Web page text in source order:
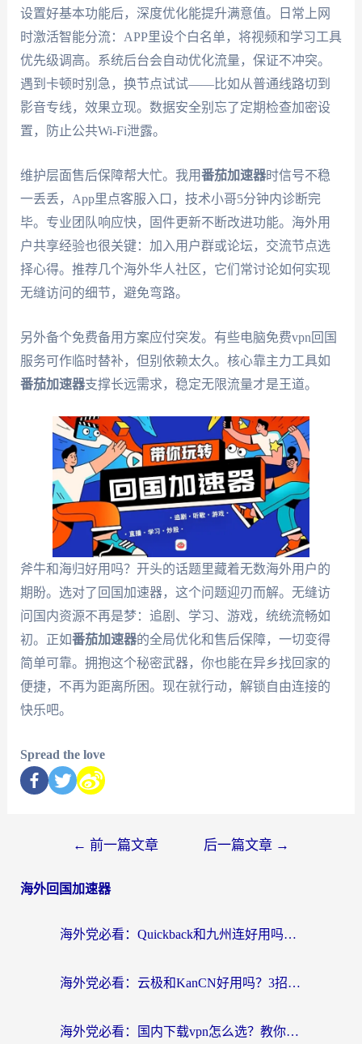
设置好基本功能后，深度优化能提升满意值。日常上网
时激活智能分流：APP里设个白名单，将视频和学习工具
优先级调高。系统后台会自动优化流量，保证不冲突。
遇到卡顿时别急，换节点试试——比如从普通线路切到
影音专线，效果立现。数据安全别忘了定期检查加密设
置，防止公共Wi-Fi泄露。
维护层面售后保障帮大忙。我用番茄加速器时信号不稳
一丢丢，App里点客服入口，技术小哥5分钟内诊断完
毕。专业团队响应快，固件更新不断改进功能。海外用
户共享经验也很关键：加入用户群或论坛，交流节点选
择心得。推荐几个海外华人社区，它们常讨论如何实现
无缝访问的细节，避免弯路。
另外备个免费备用方案应付突发。有些电脑免费vpn回国
服务可作临时替补，但别依赖太久。核心靠主力工具如
番茄加速器支撑长远需求，稳定无限流量才是王道。
斧牛和海归好用吗？开头的话题里藏着无数海外用户的
期盼。选对了回国加速器，这个问题迎刃而解。无缝访
问国内资源不再是梦：追剧、学习、游戏，统统流畅如
初。正如番茄加速器的全局优化和售后保障，一切变得
简单可靠。拥抱这个秘密武器，你也能在异乡找回家的
便捷，不再为距离所困。现在就行动，解锁自由连接的
快乐吧。
Spread the love
← 前一篇文章 后一篇文章 →
海外回国加速器
海外党必看：Quickback和九州连好用吗？3步选对回国加速器实现无缝刷国内资源
海外党必看：云极和KanCN好用吗？3招教你选对回国加速器（附免费VPN避坑指南）
海外党必看：国内下载vpn怎么选？教你无缝访问国内资源的实用指南